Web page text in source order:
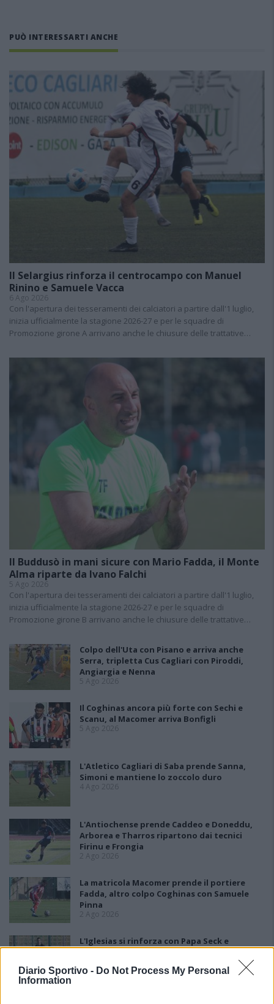
Diario Sportivo - Do Not Process My Personal
Information
PUÒ INTERESSARTI ANCHE
Il Selargius rinforza il centrocampo con Manuel
Rinino e Samuele Vacca
6 Ago 2026
Con l'apertura dei tesseramenti dei calciatori a partire dall'1 luglio,
inizia ufficialmente la stagione 2026-27 e per le squadre di
Promozione girone A arrivano anche le chiusure delle trattative…
Il Buddusò in mani sicure con Mario Fadda, il Monte
Alma riparte da Ivano Falchi
5 Ago 2026
Con l'apertura dei tesseramenti dei calciatori a partire dall'1 luglio,
inizia ufficialmente la stagione 2026-27 e per le squadre di
Promozione girone B arrivano anche le chiusure delle trattative…
Colpo dell'Uta con Pisano e arriva anche
Serra, tripletta Cus Cagliari con Piroddi,
Angiargia e Nenna
5 Ago 2026
Il Coghinas ancora più forte con Sechi e
Scanu, al Macomer arriva Bonfigli
5 Ago 2026
L'Atletico Cagliari di Saba prende Sanna,
Simoni e mantiene lo zoccolo duro
4 Ago 2026
L'Antiochense prende Caddeo e Doneddu,
Arborea e Tharros ripartono dai tecnici
Firinu e Frongia
2 Ago 2026
La matricola Macomer prende il portiere
Fadda, altro colpo Coghinas con Samuele
Pinna
2 Ago 2026
L'Iglesias si rinforza con Papa Seck e
Diawara, al Bonorva il difensore Balbo